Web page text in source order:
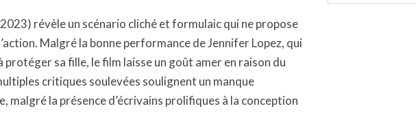
révèle un scénario cliché et formulaic qui ne propose
Malgré la bonne performance de Jennifer Lopez, qui
sa fille, le film laisse un goût amer en raison du
critiques soulevées soulignent un manque
malgré la présence d’écrivains prolifiques à la conception